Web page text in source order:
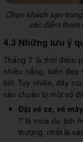
Chọn khách sạn
các điểm tham
4.3 Những lưu ý
Tháng 7 là thời điểm
nhiều nắng, biển
trời. Tuy nhiên, đây
cần chuẩn bị một số
Đặt vé xe, vé
7 là mùa du lịch
thường, nhất là